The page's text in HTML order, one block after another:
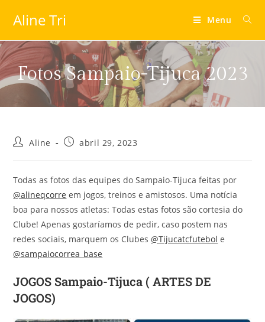
Aline Tri Menu
Fotos Sampaio-Tijuca 2023
Aline abril 29, 2023
Todas as fotos das equipes do Sampaio-Tijuca feitas por
@alineqcorre em jogos, treinos e amistosos. Uma notícia
boa para nossos atletas: Todas estas fotos são cortesia do
Clube! Apenas gostaríamos de pedir, caso postem nas
redes sociais, marquem os Clubes@Tijucatcfutebol e
@sampaiocorrea_base
JOGOS Sampaio-Tijuca ( ARTES DE
JOGOS)